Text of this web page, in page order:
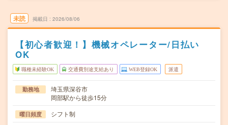
未読 掲載日 2026/08/06
【初心者歓迎！】機械オペレーター/日払い
OK
職種未経験OK 交通費別途支給あり WEB登録OK 派遣
勤務地
埼玉県深谷市
岡部駅から徒歩15分
曜日頻度 シフト制